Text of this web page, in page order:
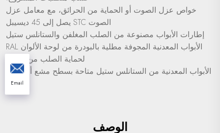
خواص عزل الصوت أو الحماية من الحرائق، مع معامل عزل
الصوت STC يصل إلى 45 ديسيبل
إطارات الأبواب مصنوعة من الصلب المغلفن والستانلس ستيل
الأبواب المعدنية المجوفة مطلية بالبودرة من لوحة الألوان RAL
لحماية الصلب من التآكل
الأبواب المعدنية من الستانلس ستيل متاحة بسطح مشع أو سطح
مرآتي
الوصف
Email